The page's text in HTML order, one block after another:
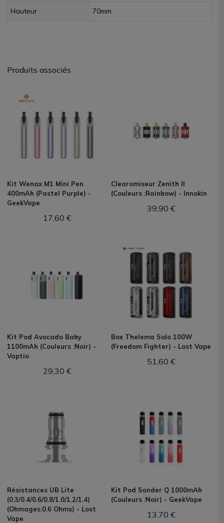
Hauteur 70mm
Produits associés
Kit Wenax M1 Mini Pen
400mAh (Pastel Purple) -
GeekVape
17,60 €
Clearomiseur Zenith II
(Couleurs :Rainbow) - Innokin
39,90 €
Kit Pod Avocado Baby
1100mAh (Couleurs :Noir) -
Vaptio
29,30 €
Box Thelema Solo 100W
(Freedom Fighter) - Lost Vape
51,60 €
Résistances UB Lite
(0.3/0.4/0.6/0.8/1.0/1.2/1.4)
(Ohmages:0.6 Ohms) - Lost
Vape
Kit Pod Sonder Q 1000mAh
(Couleurs :Noir) - GeekVape
13,70 €